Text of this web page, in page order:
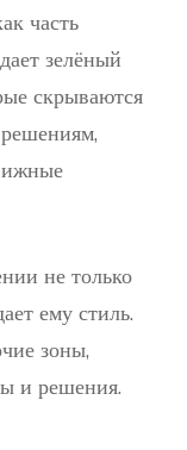
часть
зелёный
скрываются
не только
ему стиль.
зоны,
и решения.